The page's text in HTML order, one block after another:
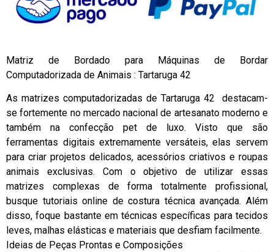
Matriz de Bordado para Máquinas de Bordar
Computadorizada de Animais : Tartaruga 42
As matrizes computadorizadas de Tartaruga 42
destacam-
se fortemente no mercado nacional de artesanato moderno e
também na confecção pet de luxo. Visto que são
ferramentas digitais extremamente versáteis, elas servem
para criar projetos delicados, acessórios criativos e roupas
animais exclusivas. Com o objetivo de utilizar essas
matrizes complexas de forma totalmente profissional,
busque tutoriais online de costura técnica avançada. Além
disso, foque bastante em técnicas específicas para tecidos
leves, malhas elásticas e materiais que desfiam facilmente.
Ideias de Peças Prontas e Composições